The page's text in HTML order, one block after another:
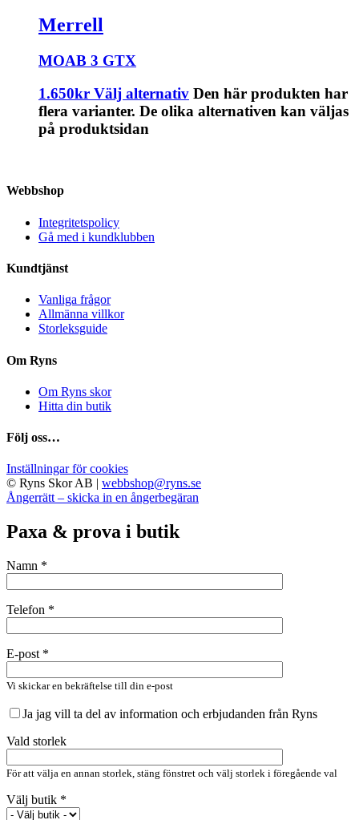
Merrell
MOAB 3 GTX
1.650kr Välj alternativ Den här produkten har
flera varianter. De olika alternativen kan väljas
på produktsidan
Webbshop
Integritetspolicy
Gå med i kundklubben
Kundtjänst
Vanliga frågor
Allmänna villkor
Storleksguide
Om Ryns
Om Ryns skor
Hitta din butik
Följ oss…
Inställningar för cookies
© Ryns Skor AB | webbshop@ryns.se
Ångerrätt – skicka in en ångerbegäran
Paxa & prova i butik
Namn *
Telefon *
E-post *
Vi skickar en bekräftelse till din e-post
Ja jag vill ta del av information och erbjudanden från Ryns
Vald storlek
För att välja en annan storlek, stäng fönstret och välj storlek i föregående val
Välj butik *